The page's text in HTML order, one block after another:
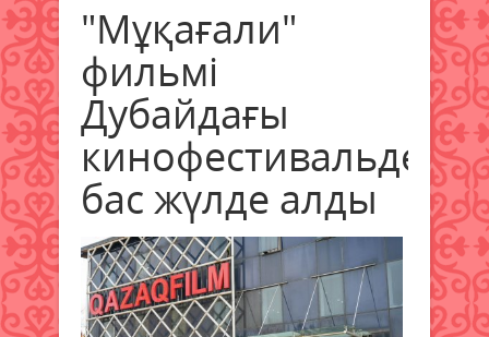
"Мұқағали"
фильмі
Дубайдағы
кинофестивальде
бас жүлде алды